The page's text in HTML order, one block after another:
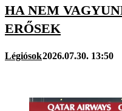
HA NEM
ERŐSEK
Légiósok2026.07.30. 13:50